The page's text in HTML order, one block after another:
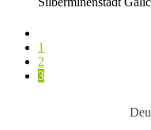
1
2
3